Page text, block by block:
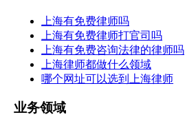
上海有免费律师吗
上海有免费律师打官司吗
上海有免费咨询法律的律师吗
上海律师都做什么领域
哪个网址可以选到上海律师
业务领域